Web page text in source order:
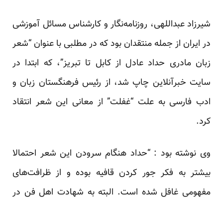
شیرزاد عبداللهی، روزنامه‌نگار و کارشناس مسائل آموزشی
در ایران از جمله منتقدان بود که در مطلبی با عنوان “شعر
زبان مادری حداد عادل از کابل تا تبریز”، که ابتدا در
سایت خبرآنلاین چاپ شد، از رئیس فرهنگستان زبان و
ادب فارسی به علت “غفلت” از معانی این شعر انتقاد
کرد.
وی نوشته بود : “حداد هنگام سرودن این شعر احتمالا
بیشتر به فکر جور کردن قافیه بوده و از ظرافت‌های
مفهومی غافل شده است. البته به شهادت اهل فن در